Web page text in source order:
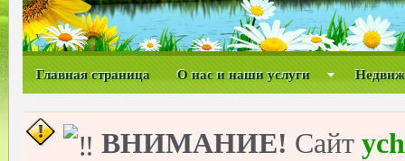
Главная страница О нас и наши услуги
ВНИМАНИЕ! Сайт